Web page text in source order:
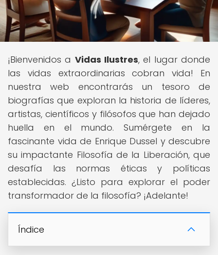
¡Bienvenidos a Vidas Ilustres, el lugar donde
las vidas extraordinarias cobran vida! En
nuestra web encontrarás un tesoro de
biografías que exploran la historia de líderes,
artistas, científicos y filósofos que han dejado
huella en el mundo. Sumérgete en la
fascinante vida de Enrique Dussel y descubre
su impactante Filosofía de la Liberación, que
desafía las normas éticas y políticas
establecidas. ¿Listo para explorar el poder
transformador de la filosofía? ¡Adelante!
Índice